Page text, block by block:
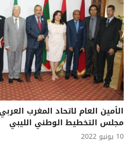
الأمين العام لاتحاد المغرب
مجلس التخطيط الوطني الليبي
10 يونيو 2022